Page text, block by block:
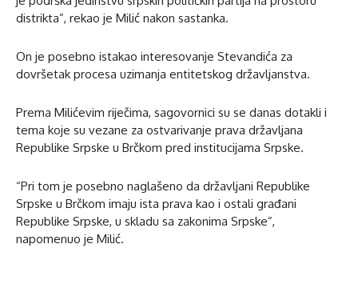
distrikta”, rekao je Milić nakon sastanka.
On je posebno istakao interesovanje Stevandića za
dovršetak procesa uzimanja entitetskog državljanstva.
Prema Milićevim riječima, sagovornici su se danas dotakli i
tema koje su vezane za ostvarivanje prava državljana
Republike Srpske u Brčkom pred institucijama Srpske.
“Pri tom je posebno naglašeno da državljani Republike
Srpske u Brčkom imaju ista prava kao i ostali građani
Republike Srpske, u skladu sa zakonima Srpske”,
napomenuo je Milić.